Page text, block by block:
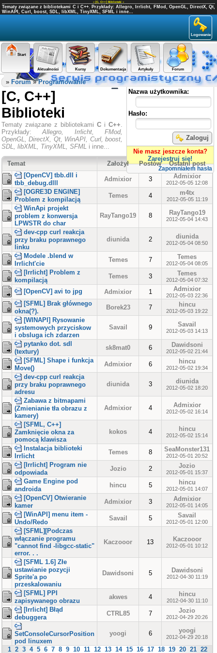
« [C, C++] Biblioteki »
Tematy związane z bibliotekami C i C++. Przykłady: Allegro, Irrlicht, FMod, OpenGL, DirectX, Qt,
WinAPI, Curl, boost, SDL, libXML, TinyXML, SFML i inne...
Logowanie
Start
Aktualności Kursy Dokumentacja Artykuły Forum
Panel użytkownika
Nazwa użytkownika:
Hasło:
Zaloguj
Nie masz jeszcze konta?
Zarejestruj się!
Zapomniałem hasła
» Forum»Programowanie
[C, C++]
Biblioteki
Tematy związane z bibliotekami C i C++.
Przykłady:Allegro, Irrlicht, FMod,
OpenGL, DirectX, Qt, WinAPI, Curl, boost,
SDL, libXML, TinyXML, SFML i inne...
Temat Założył Postów
Ostatni post
[OpenCV] tbb.dll i
tbb_debug.dlll
Admixior 3 Admixior
2012-05-05 12:08
[OGRE3D ENGINE]
Problem z kompilacją
Temes 4 m4tx
2012-05-05 11:19
WinApi projekt
problem z konwersja
LPWSTR do char
RayTango19 8 RayTango19
2012-05-04 14:43
dev-cpp curl reakcja
przy braku poprawnego
linku
diunida 2 diunida
2012-05-04 08:50
Modele .blend w
Irrlicht'cie
Temes 7 Temes
2012-05-04 08:05
[Irrlicht] Problem z
kompilacją
Temes 3 Temes
2012-05-04 07:32
[OpenCV] avi to jpg Admixior 1 Admixior
2012-05-03 22:36
[SFML] Brak głównego
okna(?).
Borek23 7 hincu
2012-05-03 19:22
[WINAPI] Rysowanie
systemowych przyciskow
i obsluga ich zdarzen
Savail 9 Savail
2012-05-03 14:13
pytanko dot. sdl
(textury)
sk8mat0 6 Dawidsoni
2012-05-02 21:44
[SFML] Shape i funkcja
Move()
Admixior 6 hincu
2012-05-02 19:34
dev-cpp curl reakcja
przy braku poprawnego
adresu
diunida 3 diunida
2012-05-02 18:20
Zabawa z bitmapami
(Zmienianie tła obrazu z
kamery)
Admixior 4 Admixior
2012-05-02 16:14
[SFML, C++]
Zamknięcie okna za
pomocą klawisza
kokos 4 hincu
2012-05-02 15:14
Instalacja biblioteki
Irrlicht
Temes 8 SeaMonster131
2012-05-01 20:52
[Irrlicht] Program nie
odpowiada
Jozio 2 Jozio
2012-05-01 15:37
Game Engine pod
androida
hincu 5 hincu
2012-05-01 14:07
[OpenCV] Otwieranie
kamer
Admixior 3 Admixior
2012-05-01 14:05
[WinAPI] menu item -
Undo/Redo
Savail 5 Savail
2012-05-01 12:00
[SFML][Podczas
włączanie programu
"cannot find -libgcc-static"
error. . .
Kaczooor 13 Kaczooor
2012-05-01 10:12
[SFML 1.6] Złe
ustawianie pozycji
Sprite'a po
przeskalowaniu
Dawidsoni 5 Dawidsoni
2012-04-30 11:19
[SFML] PPI
zapisywanego obrazu
akwes 4 hincu
2012-04-30 11:10
[Irrlicht] Błąd
debuggera
CTRL85 7 Jozio
2012-04-29 20:26
SetConsoleCursorPosition
pod linuxem
yoogi 6 yoogi
2012-04-29 20:18
1 2 3 4 5 6 7 8 9 10 11 12 13 14 15 16 17 18 19 20 21 22